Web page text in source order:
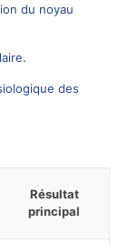
du noyau
des
Résultat
principal